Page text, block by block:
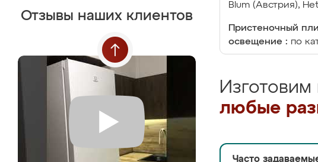
Отзывы наших клиентов
Blum (Австрия),
Пристеночный
освещение : по
любые
Часто